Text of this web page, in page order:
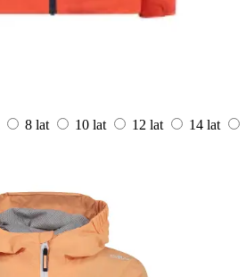
8 lat 10 lat 12 lat
14 lat